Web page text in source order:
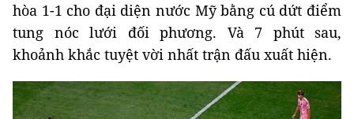
hòa 1-1 cho đại diện nước Mỹ bằng cú dứt điểm
tung nóc lưới đối phương. Và 7 phút sau,
khoảnh khắc tuyệt vời nhất trận đấu xuất hiện.